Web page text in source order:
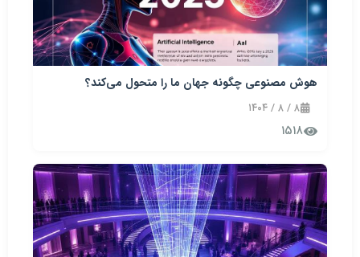
هوش مصنوعی چگونه جهان ما را متحول می‌کند؟
۸ / ۸ / ۱۴۰۴
۱۵۱۸